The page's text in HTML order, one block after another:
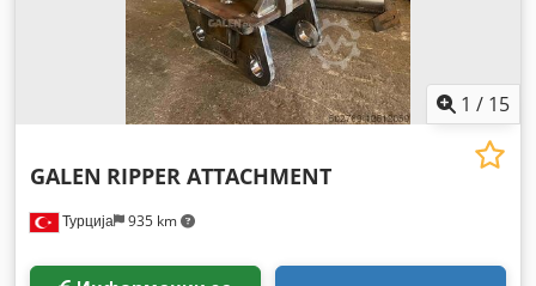
1 / 15
Турција 935 km
GALEN RIPPER ATTACHMENT